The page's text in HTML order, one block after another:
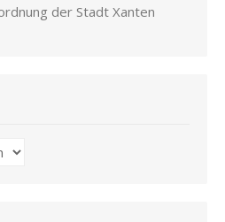
der Stadt Xanten